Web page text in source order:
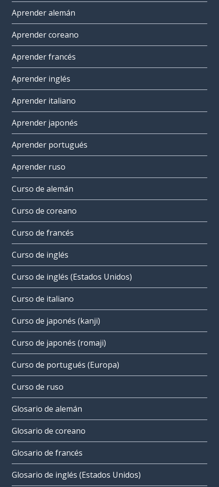
Aprender alemán
Aprender coreano
Aprender francés
Aprender inglés
Aprender italiano
Aprender japonés
Aprender portugués
Aprender ruso
Curso de alemán
Curso de coreano
Curso de francés
Curso de inglés
Curso de inglés (Estados Unidos)
Curso de italiano
Curso de japonés (kanji)
Curso de japonés (romaji)
Curso de portugués (Europa)
Curso de ruso
Glosario de alemán
Glosario de coreano
Glosario de francés
Glosario de inglés (Estados Unidos)